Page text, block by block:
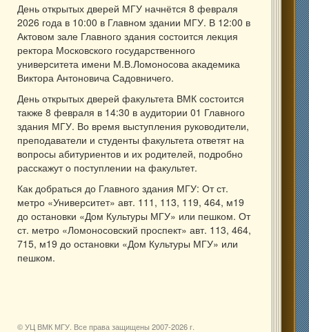
День открытых дверей МГУ начнётся 8 февраля
2026 года в 10:00 в Главном здании МГУ. В 12:00 в
Актовом зале Главного здания состоится лекция
ректора Московского государственного
университета имени М.В.Ломоносова академика
Виктора Антоновича Садовничего.
День открытых дверей факультета ВМК состоится
также 8 февраля в 14:30 в аудитории 01 Главного
здания МГУ. Во время выступления руководители,
преподаватели и студенты факультета ответят на
вопросы абитуриентов и их родителей, подробно
расскажут о поступлении на факультет.
Как добраться до Главного здания МГУ: От ст.
метро «Университет» авт. 111, 113, 119, 464, м19
до остановки «Дом Культуры МГУ» или пешком. От
ст. метро «Ломоносовский проспект» авт. 113, 464,
715, м19 до остановки «Дом Культуры МГУ» или
пешком.
© УЦ ВМК МГУ. Все права защищены 2007-2026 г.